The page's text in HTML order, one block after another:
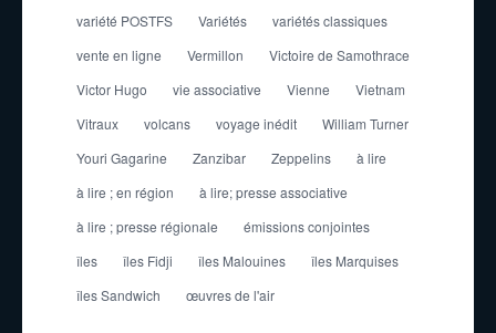
variété POSTFS
Variétés
variétés classiques
vente en ligne
Vermillon
Victoire de Samothrace
Victor Hugo
vie associative Vienne
Vietnam
Vitraux
volcans voyage inédit
William Turner
Youri Gagarine
Zanzibar Zeppelins
à lire
à lire ; en région
à lire; presse associative
à lire ; presse régionale
émissions conjointes
îles
îles Fidji îles Malouines
îles Marquises
îles Sandwich
œuvres de l'air